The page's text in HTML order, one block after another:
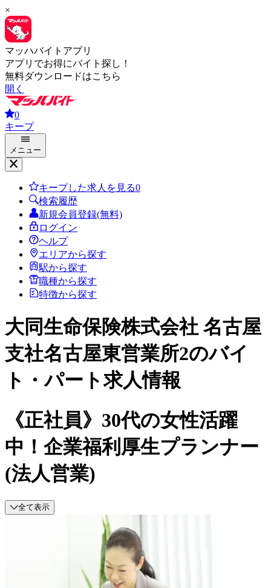
×
マッハバイトアプリ
アプリでお得にバイト探し！
無料ダウンロードはこちら
開く
0
キープ
メニュー
キープした求人を見る0
検索履歴
新規会員登録(無料)
ログイン
ヘルプ
エリアから探す
駅から探す
職種から探す
特徴から探す
大同生命保険株式会社 名古屋
支社名古屋東営業所2のバイ
ト・パート求人情報
《正社員》30代の女性活躍
中！企業福利厚生プランナー
(法人営業)
全て表示